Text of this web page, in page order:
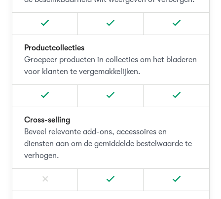
Productcollecties
Groepeer producten in collecties om het bladeren
voor klanten te vergemakkelijken.
Cross-selling
Beveel relevante add-ons, accessoires en
diensten aan om de gemiddelde bestelwaarde te
verhogen.